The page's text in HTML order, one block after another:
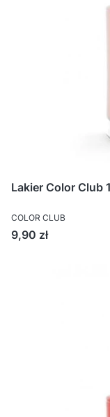
COLOR CLUB
Cena
9,90 zł